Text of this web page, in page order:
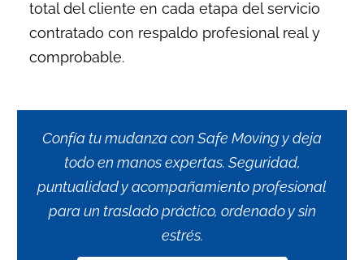
total del cliente en cada etapa del servicio
contratado con respaldo profesional real y
comprobable.
Confía tu mudanza con Safe Moving y deja
todo en manos expertas. Seguridad,
puntualidad y acompañamiento profesional
para un traslado práctico, ordenado y sin
estrés.